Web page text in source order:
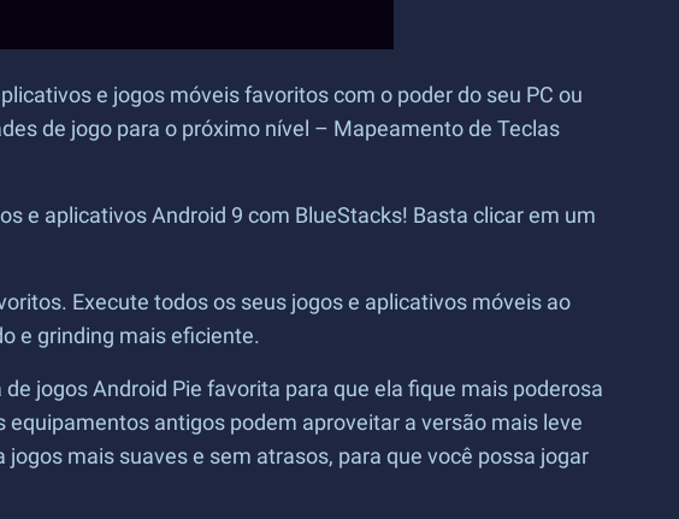
e jogos móveis favoritos com o poder do seu PC ou
de jogo para o próximo nível – Mapeamento de Teclas
e aplicativos Android 9 com BlueStacks! Basta clicar em um
Execute todos os seus jogos e aplicativos móveis ao
e grinding mais eficiente.
jogos Android Pie favorita para que ela fique mais poderosa
antigos podem aproveitar a versão mais leve
mais suaves e sem atrasos, para que você possa jogar